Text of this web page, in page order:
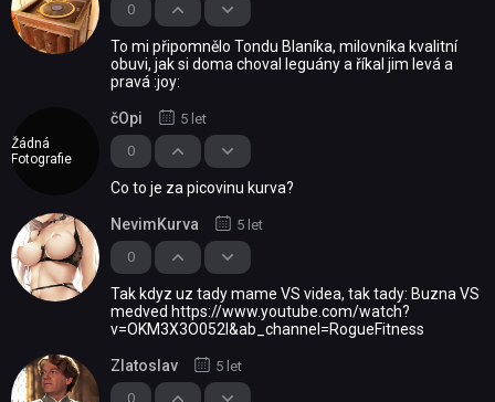
0
To mi připomnělo Tondu Blaníka, milovníka kvalitní
obuvi, jak si doma choval leguány a říkal jim levá a
pravá :joy:
Žádná
Fotografie
0
čOpi 5 let
Co to je za picovinu kurva?
0
NevimKurva 5 let
Tak kdyz uz tady mame VS videa, tak tady: Buzna VS
medved https://www.youtube.com/watch?
v=OKM3X3O052I&ab_channel=RogueFitness
0
Zlatoslav 5 let